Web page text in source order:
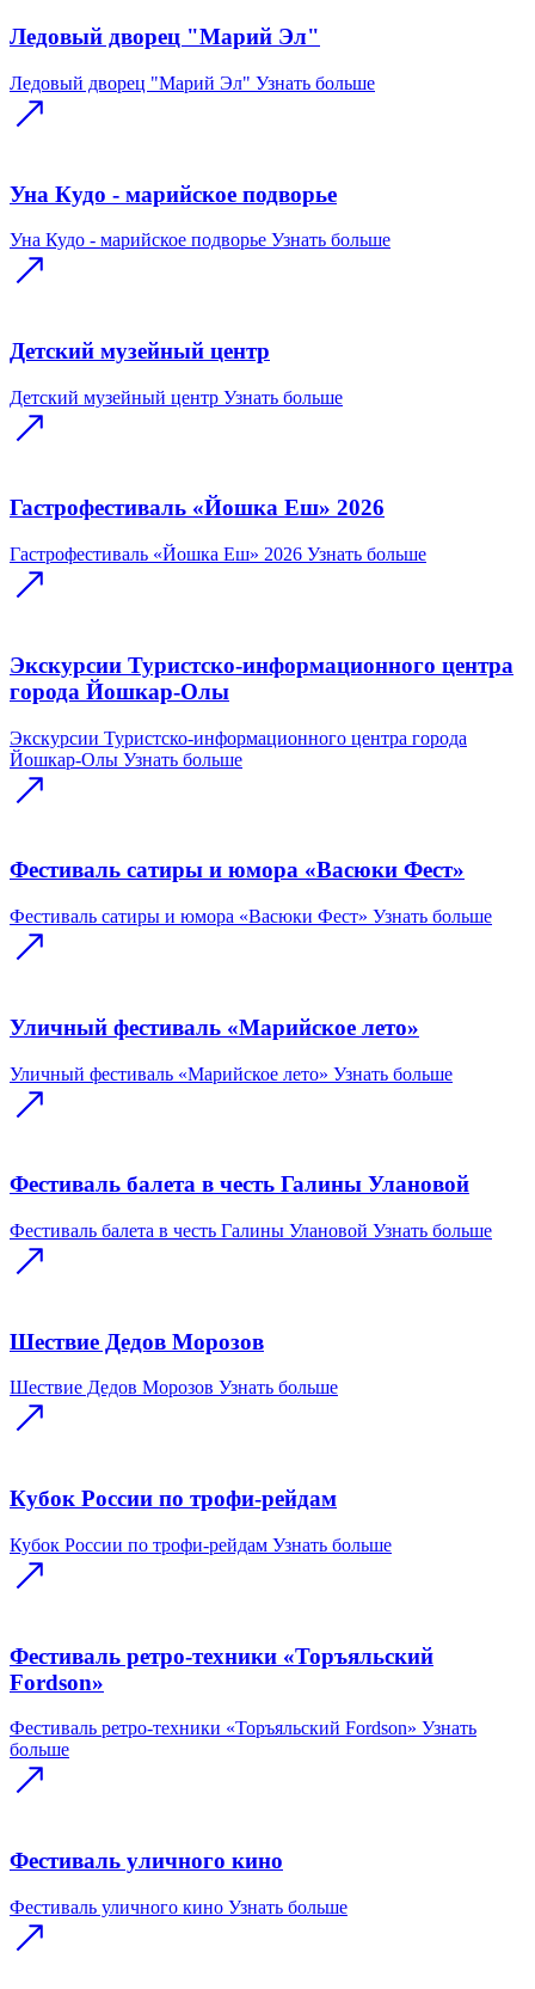
Ледовый дворец "Марий Эл"
Ледовый дворец "Марий Эл" Узнать больше
Уна Кудо - марийское подворье
Уна Кудо - марийское подворье Узнать больше
Детский музейный центр
Детский музейный центр Узнать больше
Гастрофестиваль «Йошка Еш» 2026
Гастрофестиваль «Йошка Еш» 2026 Узнать больше
Экскурсии Туристско-информационного центра
города Йошкар-Олы
Экскурсии Туристско-информационного центра города
Йошкар-Олы Узнать больше
Фестиваль сатиры и юмора «Васюки Фест»
Фестиваль сатиры и юмора «Васюки Фест» Узнать больше
Уличный фестиваль «Марийское лето»
Уличный фестиваль «Марийское лето» Узнать больше
Фестиваль балета в честь Галины Улановой
Фестиваль балета в честь Галины Улановой Узнать больше
Шествие Дедов Морозов
Шествие Дедов Морозов Узнать больше
Кубок России по трофи-рейдам
Кубок России по трофи-рейдам Узнать больше
Фестиваль ретро-техники «Торъяльский
Fordson»
Фестиваль ретро-техники «Торъяльский Fordson» Узнать
больше
Фестиваль уличного кино
Фестиваль уличного кино Узнать больше